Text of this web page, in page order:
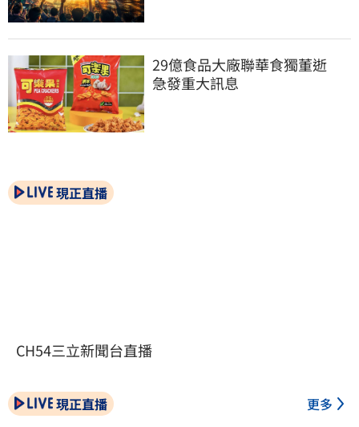
29億食品大廠聯華食獨董逝
急發重大訊息
現正直播
CH54三立新聞台直播
現正直播 更多